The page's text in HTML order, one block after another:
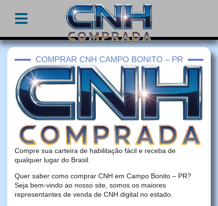
COMPRAR CNH CAMPO BONITO – PR
Compre sua carteira de habilitação fácil e receba de
qualquer lugar do Brasil.
Quer saber como comprar CNH em Campo Bonito – PR?
Seja bem-vindo ao nosso site, somos os maiores
representantes de venda de CNH digital no estado.